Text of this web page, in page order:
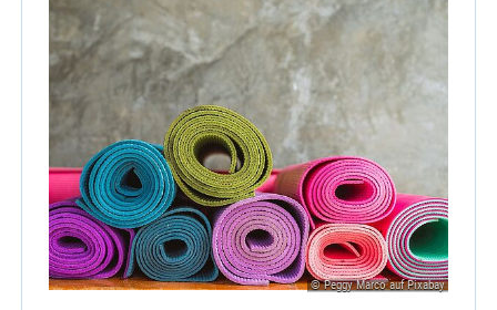
Mainburg-Maria Immaculata
Mühlhausen-St. Vitus
Neuessing-Hl. Geist
Neustadt-St. Laurentius
Offenstetten-St. Vitus
Painten-St. Georg
Paring-St. Michael
Pötzmes-St. Georg
Prunn-Mater Dolorosa
Pullach-St. Nikolaus
© Peggy Marco auf Pixabay